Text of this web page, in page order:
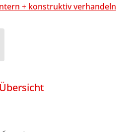
+ konstruktiv verhandeln